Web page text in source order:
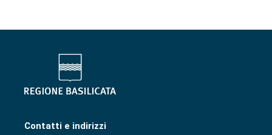
Contatti e indirizzi